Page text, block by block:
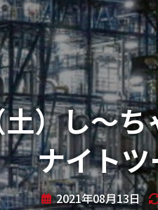
）し～
ナイト
2021年08月13日